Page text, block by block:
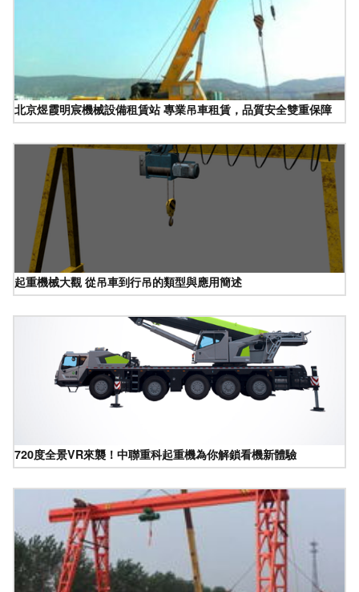
北京煜霞明宸機械設備租賃站 專業吊車租賃，品質安全雙重保障
起重機械大觀 從吊車到行吊的類型與應用簡述
720度全景VR來襲！中聯重科起重機為你解鎖看機新體驗